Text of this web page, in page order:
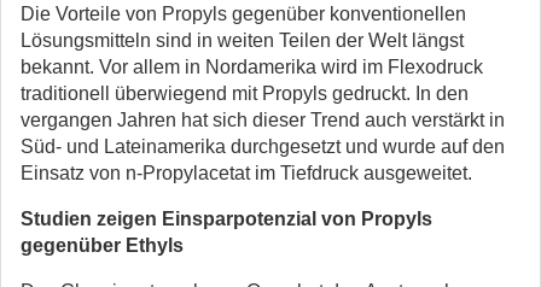
Die Vorteile von Propyls gegenüber konventionellen
Lösungsmitteln sind in weiten Teilen der Welt längst
bekannt. Vor allem in Nordamerika wird im Flexodruck
traditionell überwiegend mit Propyls gedruckt. In den
vergangen Jahren hat sich dieser Trend auch verstärkt in
Süd- und Lateinamerika durchgesetzt und wurde auf den
Einsatz von n-Propylacetat im Tiefdruck ausgeweitet.
Studien zeigen Einsparpotenzial von Propyls
gegenüber Ethyls